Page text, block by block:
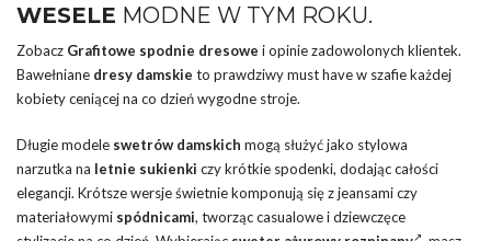
WESELE MODNE W TYM ROKU.
Zobacz Grafitowe spodnie dresowe i opinie zadowolonych klientek.
Bawełniane dresy damskie to prawdziwy must have w szafie każdej
kobiety ceniącej na co dzień wygodne stroje.
Długie modele swetrów damskich mogą służyć jako stylowa
narzutka na letnie sukienki czy krótkie spodenki, dodając całości
elegancji. Krótsze wersje świetnie komponują się z jeansami czy
materiałowymi spódnicami, tworząc casualowe i dziewczęce